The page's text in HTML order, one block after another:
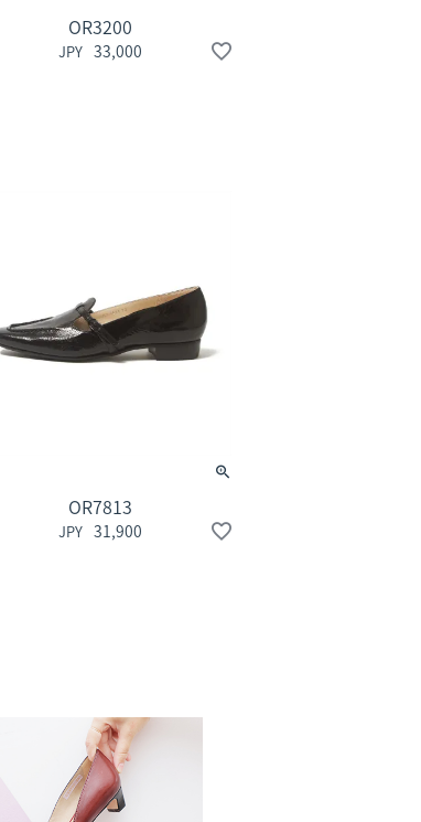
OR3200
33,000
OR7813
31,900